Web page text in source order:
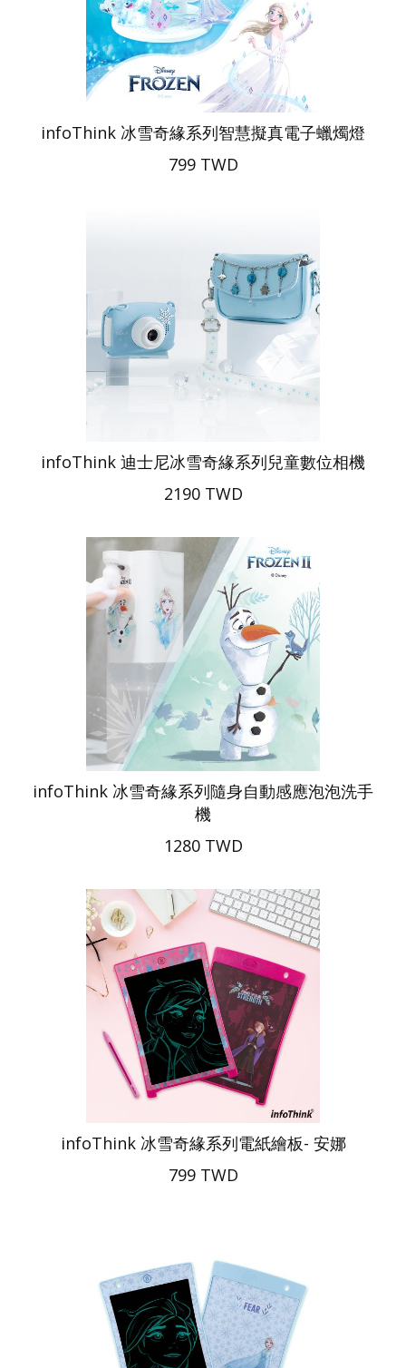
infoThink 冰雪奇緣系列智慧擬真電子蠟燭燈
799 TWD
infoThink 迪士尼冰雪奇緣系列兒童數位相機
2190 TWD
infoThink 冰雪奇緣系列隨身自動感應泡泡洗手
機
1280 TWD
infoThink 冰雪奇緣系列電紙繪板- 安娜
799 TWD